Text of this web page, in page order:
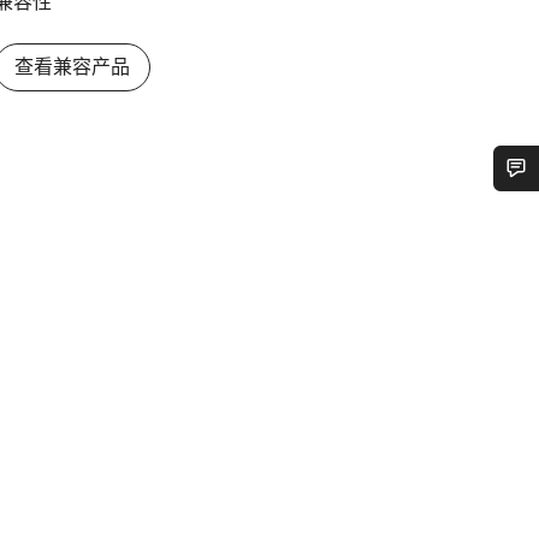
查看兼容产品